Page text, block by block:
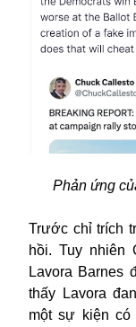
Phản ứng
Trước chỉ trích
hồi. Tuy nhiên
Lavora Barnes
thấy Lavora
một sự kiện